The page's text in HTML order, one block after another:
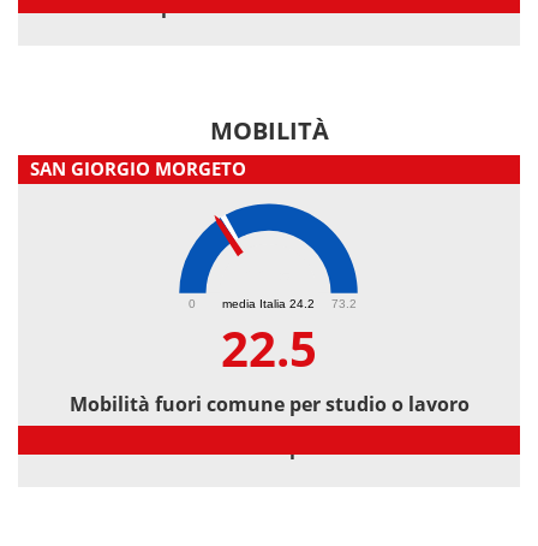
MOBILITÀ
SAN GIORGIO MORGETO
media Italia 24.2
0 73.2
22.5
Mobilità fuori comune per studio o lavoro